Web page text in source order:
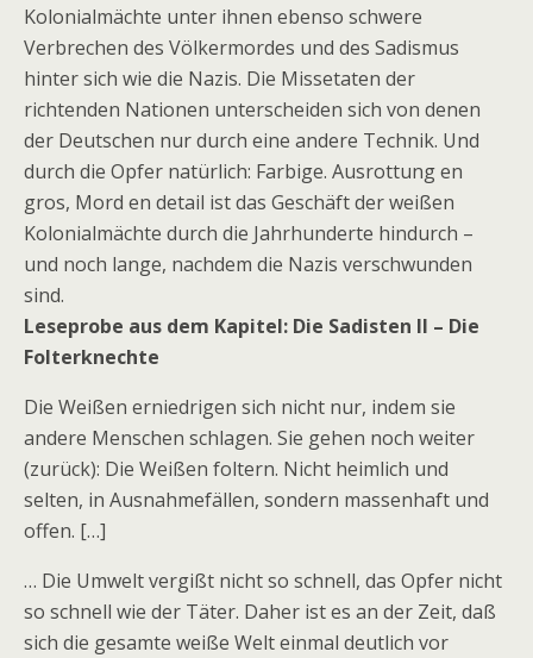
Kolonialmächte unter ihnen ebenso schwere
Verbrechen des Völkermordes und des Sadismus
hinter sich wie die Nazis. Die Missetaten der
richtenden Nationen unterscheiden sich von denen
der Deutschen nur durch eine andere Technik. Und
durch die Opfer natürlich: Farbige. Ausrottung en
gros, Mord en detail ist das Geschäft der weißen
Kolonialmächte durch die Jahrhunderte hindurch –
und noch lange, nachdem die Nazis verschwunden
sind.
Leseprobe aus dem Kapitel: Die Sadisten II – Die
Folterknechte
Die Weißen erniedrigen sich nicht nur, indem sie
andere Menschen schlagen. Sie gehen noch weiter
(zurück): Die Weißen foltern. Nicht heimlich und
selten, in Ausnahmefällen, sondern massenhaft und
offen. […]
… Die Umwelt vergißt nicht so schnell, das Opfer nicht
so schnell wie der Täter. Daher ist es an der Zeit, daß
sich die gesamte weiße Welt einmal deutlich vor